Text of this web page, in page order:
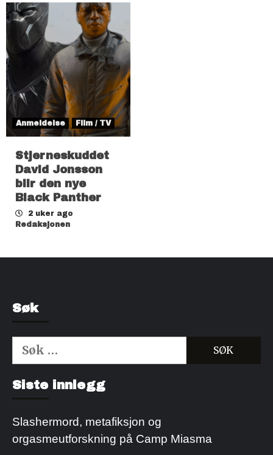
Anmeldelse Film / TV
Stjerneskuddet
David Jonsson
blir den nye
Black Panther
2 uker ago
Redaksjonen
Søk
Søk
etter:
Siste innlegg
Slashermord, metafiksjon og
orgasmeutforskning på Camp Miasma